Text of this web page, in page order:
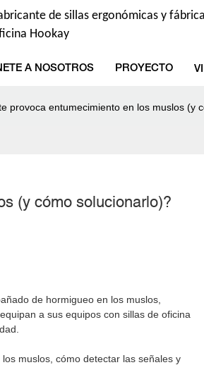
de sillas ergonómicas y
Hookay
A NOSOTROS PROYECTO
provoca entumecimiento en los muslos (y
(y cómo solucionarlo)?
de hormigueo en los muslos,
a sus equipos con sillas de oficina
muslos, cómo detectar las señales y